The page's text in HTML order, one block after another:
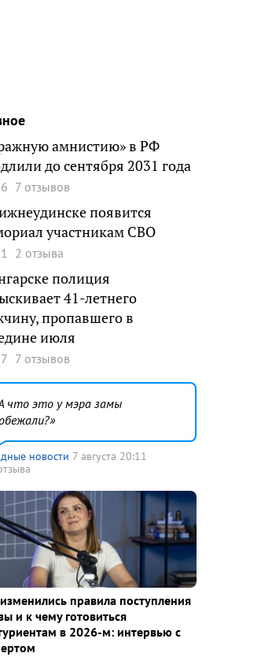
амнистию» в РФ
до сентября 2031 года
7 отзывов
появится
участникам СВО
2 отзыва
полиция
41-летнего
пропавшего в
июля
7 отзывов
что это у мэра замы
новости 7 августа 20:11
правила поступления
и к чему готовиться
в 2026-м: интервью с